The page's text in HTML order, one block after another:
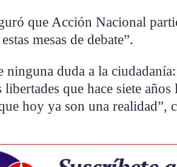
que Acción Nacional
mesas de debate”.
ninguna duda a la
libertades que hace siete
hoy ya son una realidad”,